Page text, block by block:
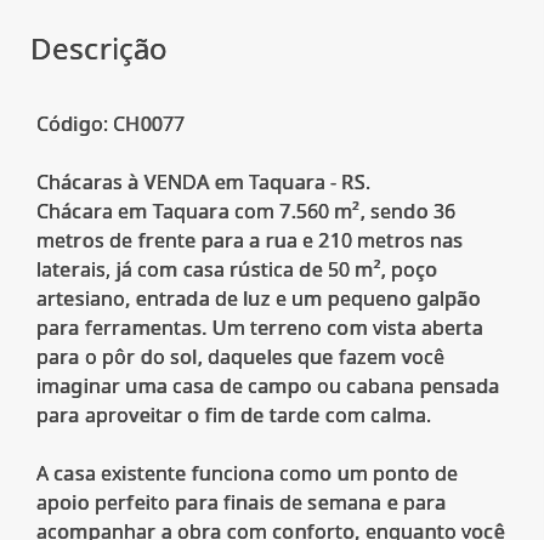
Descrição
Código: CH0077
Chácaras à VENDA em Taquara - RS.
Chácara em Taquara com 7.560 m², sendo 36
metros de frente para a rua e 210 metros nas
laterais, já com casa rústica de 50 m², poço
artesiano, entrada de luz e um pequeno galpão
para ferramentas. Um terreno com vista aberta
para o pôr do sol, daqueles que fazem você
imaginar uma casa de campo ou cabana pensada
para aproveitar o fim de tarde com calma.
A casa existente funciona como um ponto de
apoio perfeito para finais de semana e para
acompanhar a obra com conforto, enquanto você